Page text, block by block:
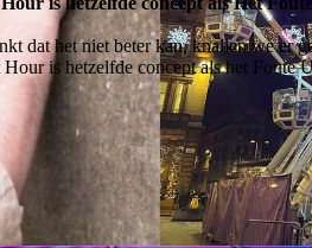
dat het niet beter kan, knallen we er
is hetzelfde concept als het Foute